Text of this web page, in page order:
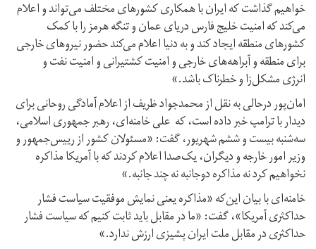
خواهیم گذاشت که ایران با همکاری کشورهای مختلف می‌تواند و اعلام
می‌کند که امنیت خلیج فارس دریای عمان و تنگه هرمز را با کمک
کشورهای منطقه ایجاد کند و به دنیا اعلام می‌کند حضور نیروهای خارجی
برای منطقه و آبراهه‌های خارجی و امنیت کشتیرانی و امنیت نفت و
انرژی مشکل‌زا و خطرناک باشد.»
امان‌پور درحالی به نقل از محمدجواد ظریف از اعلام آمادگی روحانی برای
دیدار با ترامپ خبر داده است، که علی خامنه‌ای، رهبر جمهوری اسلامی،
سه‌شنبه بیست و ششم شهریور، گفت: «مسئولان کشور از رییس‌جمهور و
وزیر امور خارجه و دیگران، یک‌صدا اعلام کردند که با آمریکا مذاکره
نخواهیم کرد نه مذاکره دوجانبه نه چند جانبه.»
خامنه‌ای با بیان این‌که «مذاکره یعنی نمایش موفقیت سیاست فشار
حداکثری آمریکا»، گفت: «ما در مقابل باید ثابت کنیم که سیاست فشار
حداکثری در مقابل ملت ایران پشیزی ارزش ندارد.»